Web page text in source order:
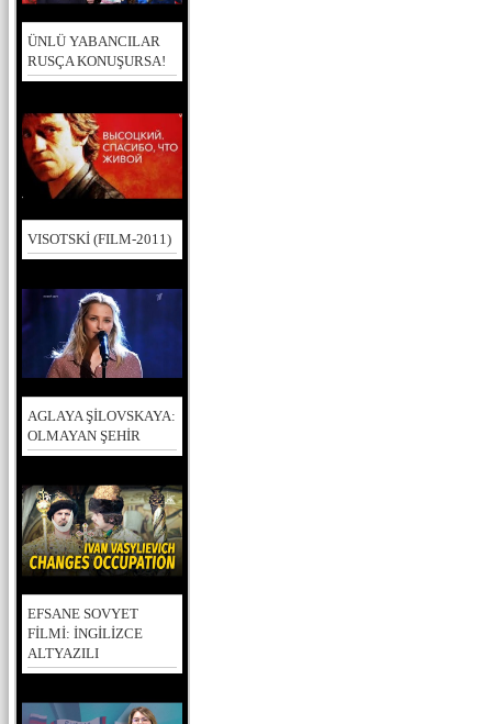
ÜNLÜ YABANCILAR
RUSÇA KONUŞURSA!
VISOTSKİ (FILM-2011)
AGLAYA ŞİLOVSKAYA:
OLMAYAN ŞEHİR
EFSANE SOVYET
FİLMİ: İNGİLİZCE
ALTYAZILI